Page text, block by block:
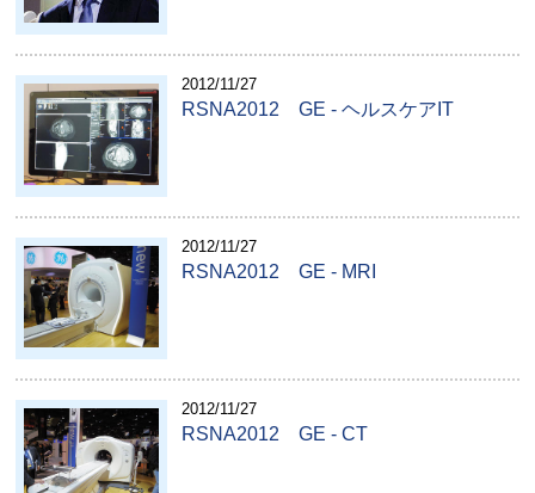
2012/11/27
RSNA2012 GE - ヘルスケアIT
2012/11/27
RSNA2012 GE - MRI
2012/11/27
RSNA2012 GE - CT